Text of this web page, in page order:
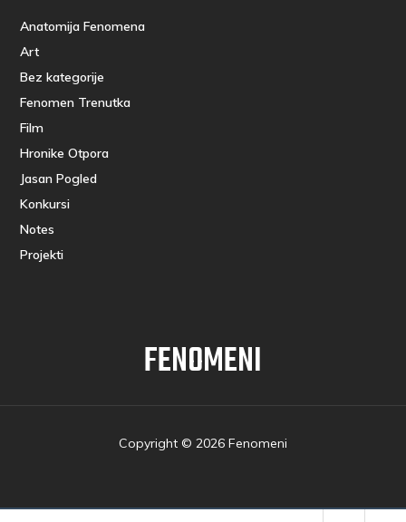
Anatomija Fenomena
Art
Bez kategorije
Fenomen Trenutka
Film
Hronike Otpora
Jasan Pogled
Konkursi
Notes
Projekti
FENOMENI
Copyright © 2026 Fenomeni